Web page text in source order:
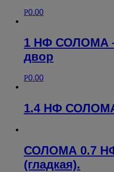
Р0.00
1 НФ СОЛОМА
двор
Р0.00
1.4 НФ
СОЛОМА 0.7
(гладкая).